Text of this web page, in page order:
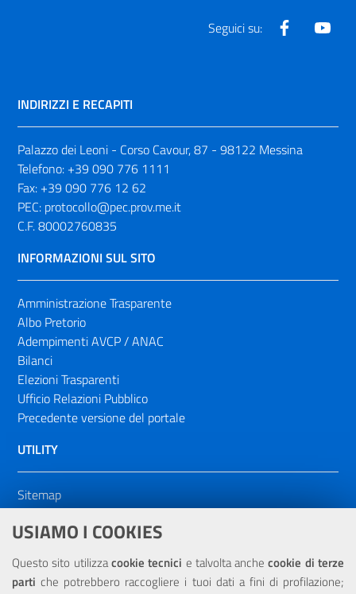
USIAMO I COOKIES
Questo sito utilizzacookie tecnici e talvolta anchecookie di terze
parti che potrebbero raccogliere i tuoi dati a fini di profilazione;
Seguici su: Facebook
INDIRIZZI E RECAPITI
Palazzo dei Leoni - Corso Cavour, 87 - 98122 Messina
Telefono: +39 090 776 1111
Fax: +39 090 776 12 62
PEC: protocollo@pec.prov.me.it
C.F. 80002760835
INFORMAZIONI SUL SITO
Amministrazione Trasparente
Albo Pretorio
Adempimenti AVCP / ANAC
Bilanci
Elezioni Trasparenti
Ufficio Relazioni Pubblico
Precedente versione del portale
UTILITY
Sitemap
Dichiarazione di accessibilità
NOTE LEGALI